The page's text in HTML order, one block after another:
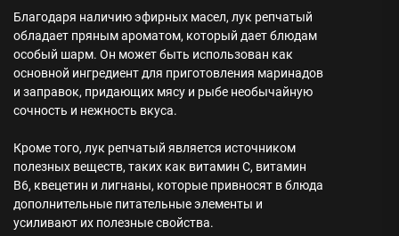
Благодаря наличию эфирных масел, лук репчатый
обладает пряным ароматом, который дает блюдам
особый шарм. Он может быть использован как
основной ингредиент для приготовления маринадов
и заправок, придающих мясу и рыбе необычайную
сочность и нежность вкуса.
Кроме того, лук репчатый является источником
полезных веществ, таких как витамин С, витамин
В6, квецетин и лигнаны, которые привносят в блюда
дополнительные питательные элементы и
усиливают их полезные свойства.